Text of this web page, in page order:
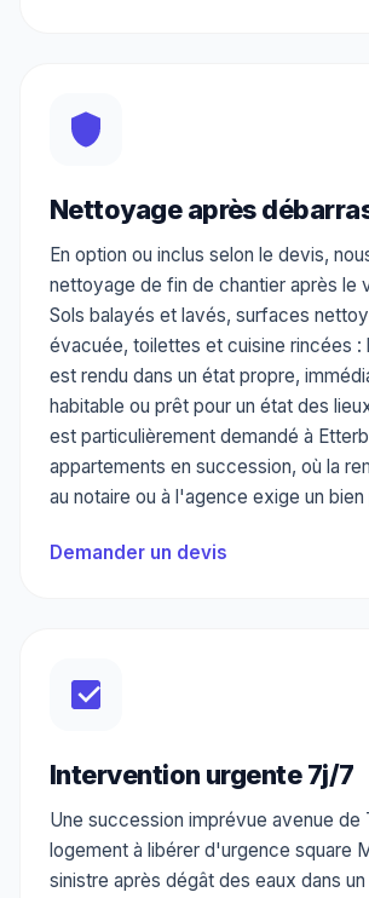
Nettoyage après
En option ou inclus selon le devis,
nettoyage de fin de chantier après le
Sols balayés et lavés, surfaces
évacuée, toilettes et cuisine rincées :
est rendu dans un état propre,
habitable ou prêt pour un état des
est particulièrement demandé à
appartements en succession, où la
au notaire ou à l'agence exige un
Demander un devis
Intervention urgente 7j/7
Une succession imprévue avenue de
logement à libérer d'urgence square
sinistre après dégât des eaux dans